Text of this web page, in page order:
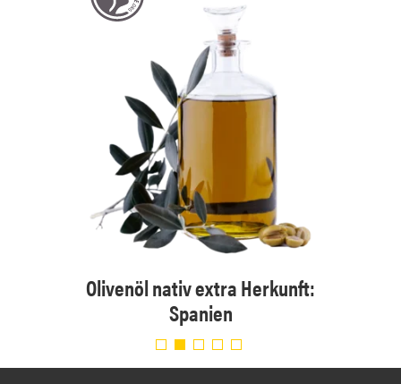
Olivenöl nativ extra Herkunft:
Spanien